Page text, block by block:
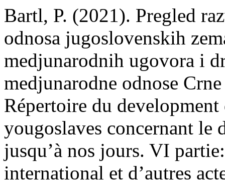
Bartl, P. (2021). Pregled
odnosa jugoslovenskih
medjunarodnih ugovora i
medjunarodne odnose
Répertoire du development
yougoslaves concernant
jusqu’à nos jours. VI
international et d’autres